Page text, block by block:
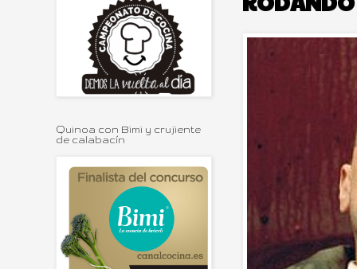
Quinoa con Bimi y crujiente
de calabacín